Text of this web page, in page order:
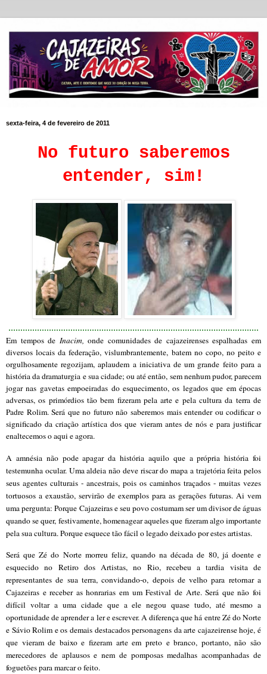
sexta-feira, 4 de fevereiro de 2011
No futuro saberemos
entender, sim!
.........................................................................................................
Em tempos de Inacim,onde comunidades de cajazeirenses espalhadas em
diversos locais da federação, vislumbrantemente, batem no copo, no peito e
orgulhosamente regozijam, aplaudem a iniciativa de um grande feito para a
história da dramaturgia e sua cidade; ou até então, sem nenhum pudor, parecem
jogar nas gavetas empoeiradas do esquecimento, os legados que em épocas
adversas, os primórdios tão bem fizeram pela arte e pela cultura da terra de
Padre Rolim. Será que no futuro não saberemos mais entender ou codificar o
significado da criação artística dos que vieram antes de nós e para justificar
enaltecemos o aqui e agora.
A amnésia não pode apagar da história aquilo que a própria história foi
testemunha ocular. Uma aldeia não deve riscar do mapa a trajetória feita pelos
seus agentes culturais - ancestrais, pois os caminhos traçados - muitas vezes
tortuosos a exaustão, servirão de exemplos para as gerações futuras. Ai vem
uma pergunta: Porque Cajazeiras e seu povo costumam ser um divisor de águas
quando se quer, festivamente, homenagear aqueles que fizeram algo importante
pela sua cultura. Porque esquece tão fácil o legado deixado por estes artistas.
Será que Zé do Norte morreu feliz, quando na década de 80, já doente e
esquecido no Retiro dos Artistas, no Rio, recebeu a tardia visita de
representantes de sua terra, convidando-o, depois de velho para retornar a
Cajazeiras e receber as honrarias em um Festival de Arte. Será que não foi
difícil voltar a uma cidade que a ele negou quase tudo, até mesmo a
oportunidade de aprender a ler e escrever. A diferença que há entre Zé do Norte
e Sávio Rolim e os demais destacados personagens da arte cajazeirense hoje, é
que vieram de baixo e fizeram arte em preto e branco, portanto, não são
merecedores de aplausos e nem de pomposas medalhas acompanhadas de
foguetões para marcar o feito.